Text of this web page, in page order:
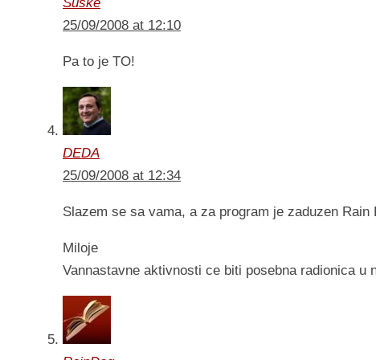
25/09/2008 at 12:10
Pa to je TO!
DEDA
25/09/2008 at 12:34
Slazem se sa vama, a za program je zaduzen
Miloje
Vannastavne aktivnosti ce biti posebna radionica u